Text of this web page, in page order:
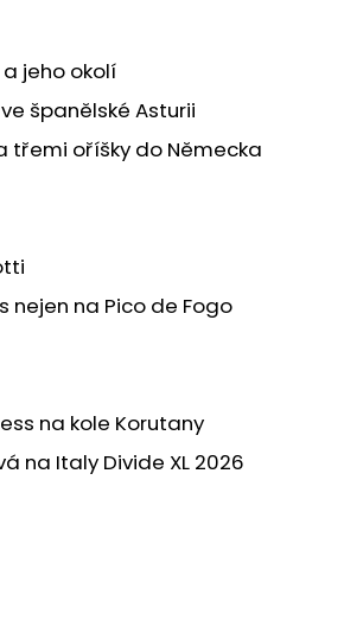
jeho okolí
španělské Asturii
třemi oříšky do Německa
nejen na Pico de Fogo
na kole Korutany
na Italy Divide XL 2026